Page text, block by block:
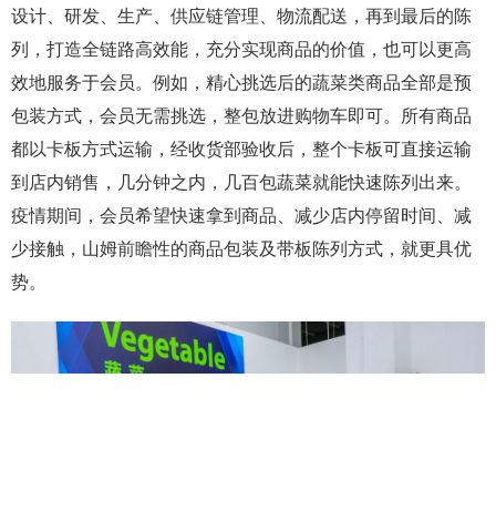
设计、研发、生产、供应链管理、物流配送，再到最后的陈
列，打造全链路高效能，充分实现商品的价值，也可以更高
效地服务于会员。例如，精心挑选后的蔬菜类商品全部是预
包装方式，会员无需挑选，整包放进购物车即可。所有商品
都以卡板方式运输，经收货部验收后，整个卡板可直接运输
到店内销售，几分钟之内，几百包蔬菜就能快速陈列出来。
疫情期间，会员希望快速拿到商品、减少店内停留时间、减
少接触，山姆前瞻性的商品包装及带板陈列方式，就更具优
势。